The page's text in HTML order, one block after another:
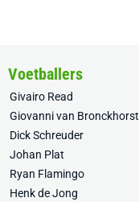
Voetballers
Givairo Read
Giovanni van Bronckhorst
Dick Schreuder
Johan Plat
Ryan Flamingo
Henk de Jong